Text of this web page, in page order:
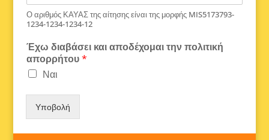
Ο αριθμός ΚΑΥΑΣ της αίτησης είναι της μορφής MIS5173793-
1234-1234-1234-12
Έχω διαβάσει και αποδέχομαι την πολιτική
απορρήτου*
Ναι
Υποβολή